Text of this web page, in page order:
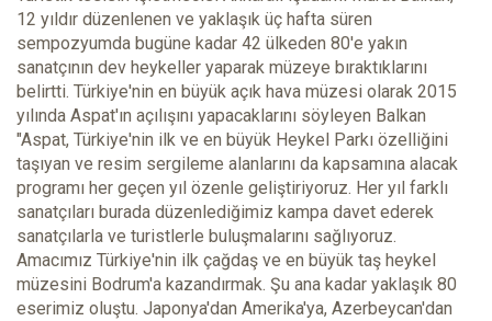
12 yıldır düzenlenen ve yaklaşık üç hafta süren
sempozyumda bugüne kadar 42 ülkeden 80'e yakın
sanatçının dev heykeller yaparak müzeye bıraktıklarını
belirtti. Türkiye'nin en büyük açık hava müzesi olarak 2015
yılında Aspat'ın açılışını yapacaklarını söyleyen Balkan
"Aspat, Türkiye'nin ilk ve en büyük Heykel Parkı özelliğini
taşıyan ve resim sergileme alanlarını da kapsamına alacak
programı her geçen yıl özenle geliştiriyoruz. Her yıl farklı
sanatçıları burada düzenlediğimiz kampa davet ederek
sanatçılarla ve turistlerle buluşmalarını sağlıyoruz.
Amacımız Türkiye'nin ilk çağdaş ve en büyük taş heykel
müzesini Bodrum'a kazandırmak. Şu ana kadar yaklaşık 80
eserimiz oluştu. Japonya'dan Amerika'ya, Azerbeycan'dan